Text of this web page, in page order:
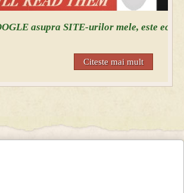
asupra SITE-urilor mele, este
Citeste mai mult